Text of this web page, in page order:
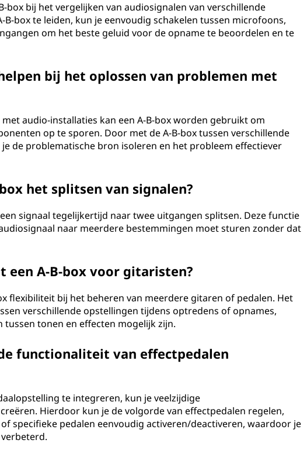
box bij het vergelijken van audiosignalen van verschillende
B-box te leiden, kun je eenvoudig schakelen tussen microfoons,
om het beste geluid voor de opname te beoordelen en te
bij het oplossen van problemen met
audio-installaties kan een A-B-box worden gebruikt om
op te sporen. Door met de A-B-box tussen verschillende
de problematische bron isoleren en het probleem effectiever
het splitsen van signalen?
signaal tegelijkertijd naar twee uitgangen splitsen. Deze functie
naar meerdere bestemmingen moet sturen zonder dat
een A-B-box voor gitaristen?
flexibiliteit bij het beheren van meerdere gitaren of pedalen. Het
verschillende opstellingen tijdens optredens of opnames,
tonen en effecten mogelijk zijn.
functionaliteit van effectpedalen
te integreren, kun je veelzijdige
Hierdoor kun je de volgorde van effectpedalen regelen,
specifieke pedalen eenvoudig activeren/deactiveren, waardoor je